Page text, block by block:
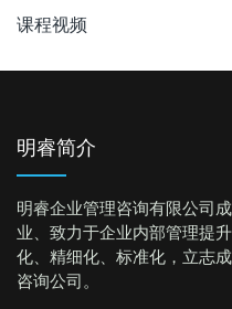
课程视频
明睿简介
明睿企业管理咨询有限公司
业、致力于企业内部管理提
化、精细化、标准化，立志
咨询公司。